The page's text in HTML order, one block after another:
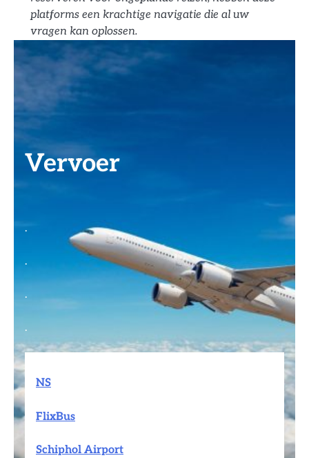
platforms een krachtige navigatie die al uw
vragen kan oplossen.
Vervoer
.
.
.
.
NS
FlixBus
Schiphol Airport